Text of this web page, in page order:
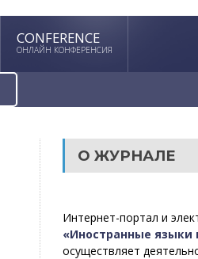
CONFERENCE
ОНЛАЙН КОНФЕРЕНСИЯ
О ЖУРНАЛЕ
Интернет-портал и
«Иностранные языки
осуществляет